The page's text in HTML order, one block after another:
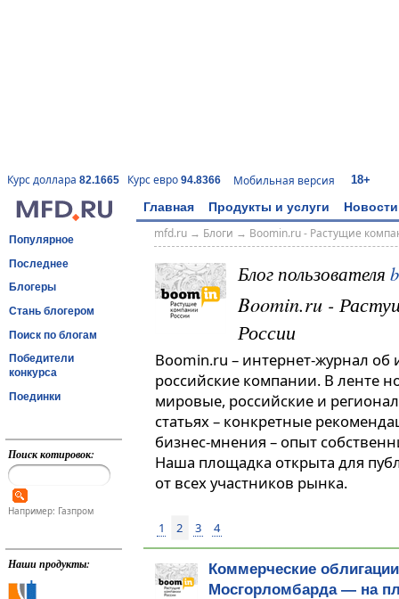
Курс доллара 82.1665 Курс евро 94.8366 Мобильная версия 18+
Главная Продукты и услуги Новости
Популярное
Последнее
Блогеры
Стань блогером
Поиск по блогам
Победители
конкурса
Поединки
Поиск котировок:
Например: Газпром
Наши продукты:
mfd.ru→ Блоги → Boomin.ru - Растущие
Блог пользователя
Boomin.ru -
России
Boomin.ru – интернет-журнал об
российские компании. В ленте
мировые, российские и
статьях – конкретные
бизнес-мнения – опыт
Наша площадка открыта для
от всех участников рынка.
1 2 3 4
Коммерческие облигации
Мосгорломбарда — на